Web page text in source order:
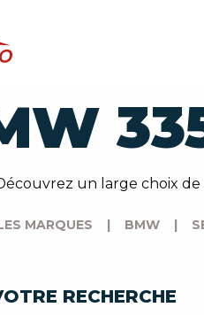
un large choix de
MARQUES | BMW |
RECHERCHE